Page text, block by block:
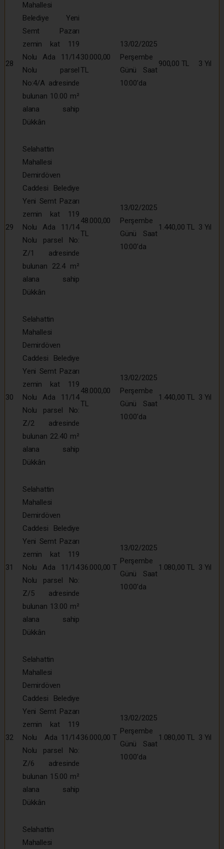
28
Mahallesi
Belediye Yeni
Semt Pazarı
zemin kat 119
Nolu Ada 11/14
Nolu parsel
No:4/A adresinde
bulunan 10.00 m²
alana sahip
Dükkân
30.000,00
TL
13/02/2025
Perşembe
Günü Saat
10:00’da
900,00 TL 3 Yıl
29
Selahattin
Mahallesi
Demirdöven
Caddesi Belediye
Yeni Semt Pazarı
zemin kat 119
Nolu Ada 11/14
Nolu parsel No:
Z/1 adresinde
bulunan 22.4 m²
alana sahip
Dükkân
48.000,00
TL
13/02/2025
Perşembe
Günü Saat
10:00’da
1.440,00 TL 3 Yıl
30
Selahattin
Mahallesi
Demirdöven
Caddesi Belediye
Yeni Semt Pazarı
zemin kat 119
Nolu Ada 11/14
Nolu parsel No:
Z/2 adresinde
bulunan 22.40 m²
alana sahip
Dükkân
48.000,00
TL
13/02/2025
Perşembe
Günü Saat
10:00’da
1.440,00 TL 3 Yıl
31
Selahattin
Mahallesi
Demirdöven
Caddesi Belediye
Yeni Semt Pazarı
zemin kat 119
Nolu Ada 11/14
Nolu parsel No:
Z/5 adresinde
bulunan 13.00 m²
alana sahip
Dükkân
36.000,00 T
13/02/2025
Perşembe
Günü Saat
10:00’da
1.080,00 TL 3 Yıl
32
Selahattin
Mahallesi
Demirdöven
Caddesi Belediye
Yeni Semt Pazarı
zemin kat 119
Nolu Ada 11/14
Nolu parsel No:
Z/6 adresinde
bulunan 15.00 m²
alana sahip
Dükkân
36.000,00 T
13/02/2025
Perşembe
Günü Saat
10:00’da
1.080,00 TL 3 Yıl
Selahattin
Mahallesi